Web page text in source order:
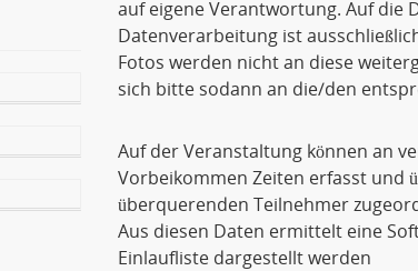
auf eigene Verantwortung. Auf die
Datenverarbeitung ist
Fotos werden nicht an diese
sich bitte sodann an die/den
Auf der Veranstaltung können an
Vorbeikommen Zeiten erfasst und
überquerenden Teilnehmer
Aus diesen Daten ermittelt eine
Einlaufliste dargestellt werden